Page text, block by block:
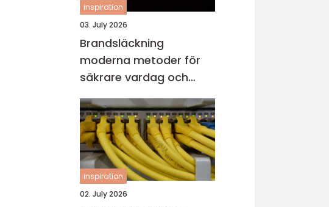
inspiration
03. July 2026
Brandsläckning
moderna metoder för
säkrare vardag och
verksamhet
inspiration
02. July 2026